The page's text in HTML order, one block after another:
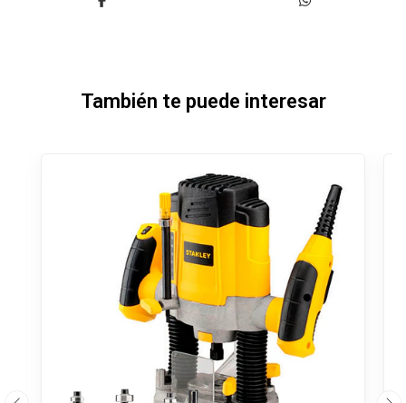
También te puede interesar